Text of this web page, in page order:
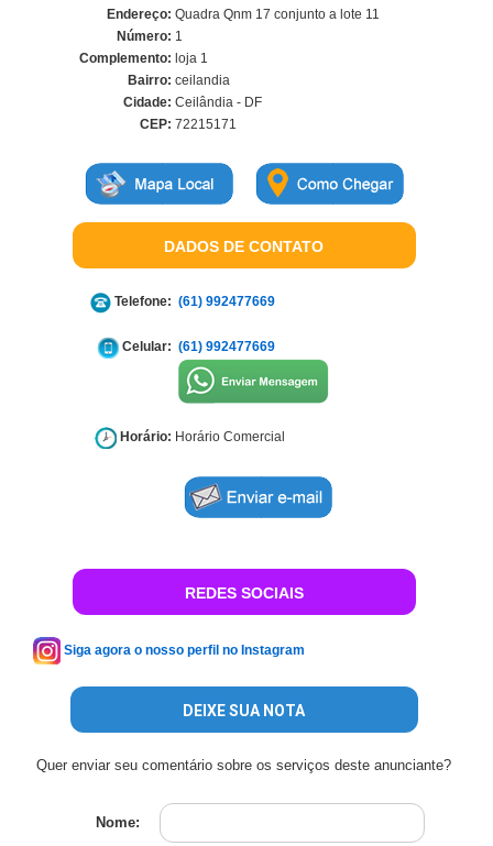
Endereço: Quadra Qnm 17 conjunto a lote 11
Número: 1
Complemento: loja 1
Bairro: ceilandia
Cidade: Ceilândia - DF
CEP: 72215171
DADOS DE CONTATO
Telefone: (61) 992477669
Celular: (61) 992477669
Horário: Horário Comercial
REDES SOCIAIS
Siga agora o nosso perfil no Instagram
DEIXE SUA NOTA
Quer enviar seu comentário sobre os serviços deste anunciante?
Nome: